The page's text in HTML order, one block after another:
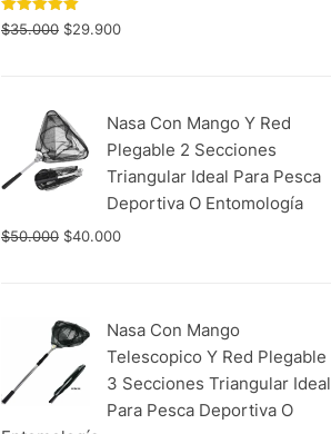
Valorado
con 5.00
$35.000 $29.900
Nasa Con Mango Y Red
Plegable 2 Secciones
Triangular Ideal Para Pesca
Deportiva O Entomología
$50.000 $40.000
Nasa Con Mango
Telescopico Y Red Plegable
3 Secciones Triangular Ideal
Para Pesca Deportiva O